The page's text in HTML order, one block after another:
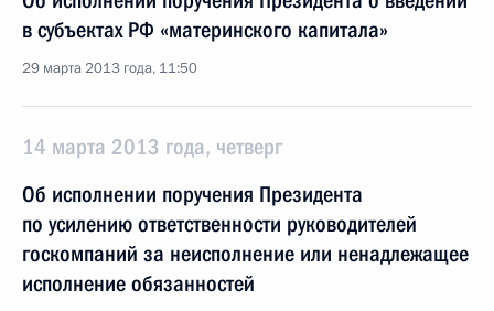
в субъектах РФ «материнского капитала»
29 марта 2013 года, 11:50
14 марта 2013 года, четверг
Об исполнении поручения Президента
по усилению ответственности руководителей
госкомпаний за неисполнение или ненадлежащее
исполнение обязанностей